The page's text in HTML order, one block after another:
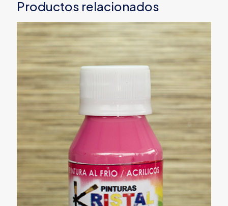
Productos relacionados